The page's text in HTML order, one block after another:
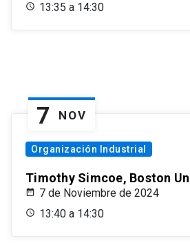
13:35 a 14:30
7 NOV
Organización Industrial
Timothy Simcoe, Boston
7 de Noviembre de 2024
13:40 a 14:30